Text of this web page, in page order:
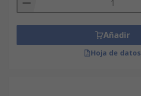
Añadir
Hoja de datos